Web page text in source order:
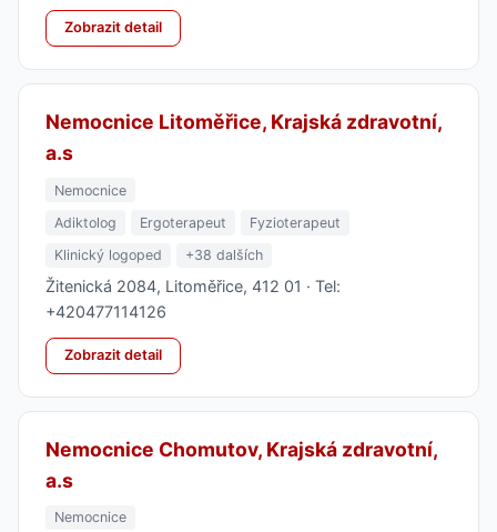
Zobrazit detail
Nemocnice Litoměřice, Krajská zdravotní,
a.s
Nemocnice
Adiktolog
Ergoterapeut
Fyzioterapeut
Klinický logoped
+38 dalších
Žitenická 2084, Litoměřice, 412 01 · Tel:
+420477114126
Zobrazit detail
Nemocnice Chomutov, Krajská zdravotní,
a.s
Nemocnice